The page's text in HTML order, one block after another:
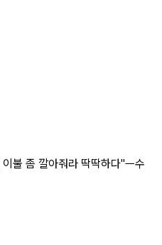
불 좀 깔아줘라 딱딱하다"ㅡ수